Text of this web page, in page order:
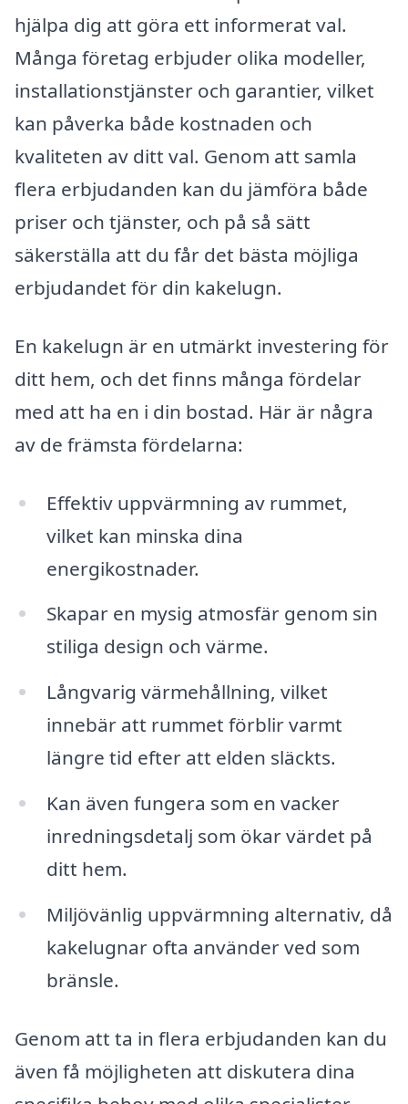
hjälpa dig att göra ett informerat val.
Många företag erbjuder olika modeller,
installationstjänster och garantier, vilket
kan påverka både kostnaden och
kvaliteten av ditt val. Genom att samla
flera erbjudanden kan du jämföra både
priser och tjänster, och på så sätt
säkerställa att du får det bästa möjliga
erbjudandet för din kakelugn.
En kakelugn är en utmärkt investering för
ditt hem, och det finns många fördelar
med att ha en i din bostad. Här är några
av de främsta fördelarna:
Effektiv uppvärmning av rummet,
vilket kan minska dina
energikostnader.
Skapar en mysig atmosfär genom sin
stiliga design och värme.
Långvarig värmehållning, vilket
innebär att rummet förblir varmt
längre tid efter att elden släckts.
Kan även fungera som en vacker
inredningsdetalj som ökar värdet på
ditt hem.
Miljövänlig uppvärmning alternativ, då
kakelugnar ofta använder ved som
bränsle.
Genom att ta in flera erbjudanden kan du
även få möjligheten att diskutera dina